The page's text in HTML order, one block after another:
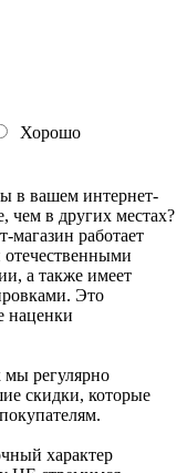
Хорошо
в вашем интернет-
чем в других местах?
магазин работает
а также имеет
Это
наценки
регулярно
скидки, которые
характер